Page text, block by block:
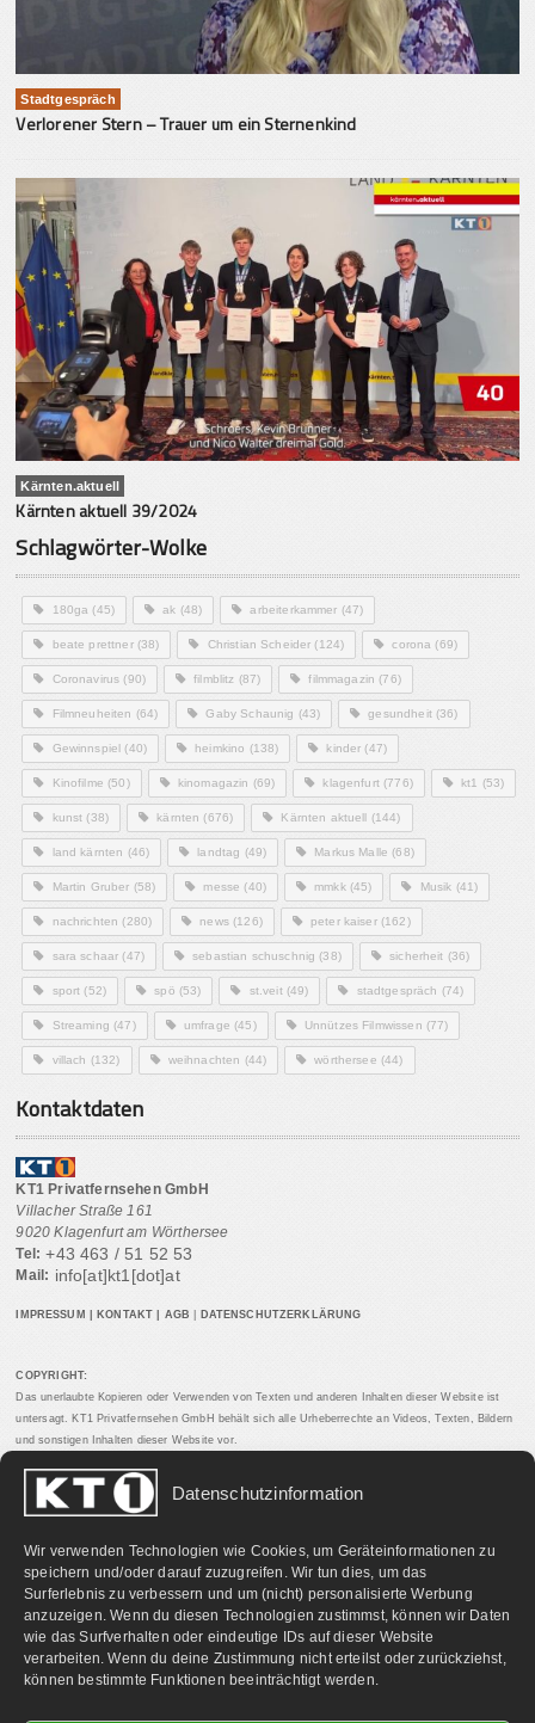
Datenschutzinformation
Wir verwenden Technologien wie Cookies, um Geräteinformationen zu
speichern und/oder darauf zuzugreifen. Wir tun dies, um das
Surferlebnis zu verbessern und um (nicht) personalisierte Werbung
anzuzeigen. Wenn du diesen Technologien zustimmst, können wir Daten
wie das Surfverhalten oder eindeutige IDs auf dieser Website
verarbeiten. Wenn du deine Zustimmung nicht erteilst oder zurückziehst,
können bestimmte Funktionen beeinträchtigt werden.
Stadtgespräch
Verlorener Stern – Trauer um ein Sternenkind
Kärnten.aktuell
Kärnten aktuell 39/2024
Schlagwörter-Wolke
180ga (45) ak (48) arbeiterkammer (47)
beate prettner(38) Christian Scheider (124) corona (69)
Coronavirus (90) filmblitz (87) filmmagazin (76)
Filmneuheiten (64) Gaby Schaunig (43) gesundheit(36)
Gewinnspiel (40) heimkino (138) kinder (47)
Kinofilme (50) kinomagazin (69) klagenfurt(776) kt1 (53)
kunst (38) kärnten (676) Kärnten aktuell (144)
land kärnten (46) landtag (49) Markus Malle (68)
Martin Gruber (58) messe (40) mmkk(45) Musik (41)
nachrichten (280) news(126) peter kaiser(162)
sara schaar (47) sebastian schuschnig (38) sicherheit (36)
sport (52) spö (53) st.veit(49) stadtgespräch (74)
Streaming (47) umfrage (45) Unnützes Filmwissen (77)
villach (132) weihnachten (44) wörthersee (44)
Kontaktdaten
KT1 Privatfernsehen GmbH
Villacher Straße 161
9020 Klagenfurt am Wörthersee
Tel: +43 463 / 51 52 53
Mail: info[at]kt1[dot]at
IMPRESSUM KONTAKT AGB DATENSCHUTZERKLÄRUNG
COPYRIGHT:
Das unerlaubte Kopieren oder Verwenden von Texten und anderen Inhalten dieser Website ist
untersagt. KT1 Privatfernsehen GmbH behält sich alle Urheberrechte an Videos, Texten, Bildern
und sonstigen Inhalten dieser Website vor.
PARTNERLINKS: